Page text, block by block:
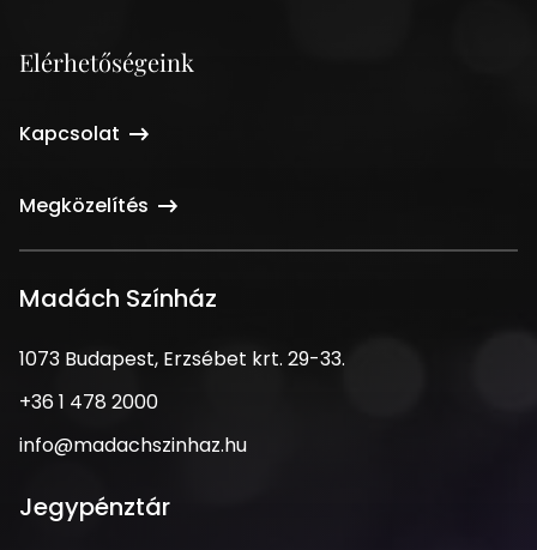
Elérhetőségeink
Kapcsolat
Megközelítés
Madách Színház
1073
Erzsébet
krt.
33.
1073 Budapest, Erzsébet krt. 29-33.
Telefonszám
+36 1 478 2000
Email
info@madachszinhaz.hu
Jegypénztár